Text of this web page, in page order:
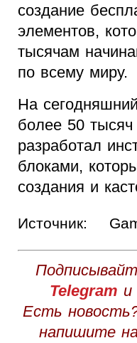
создание
элементов,
тысячам
по всему миру.
На
более 50
разработал
блоками,
создания и
Источник:
Telegram и
Есть
напишите